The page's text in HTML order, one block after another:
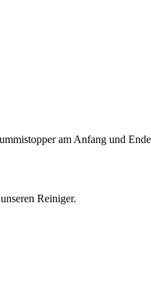
am Anfang und
Reiniger.